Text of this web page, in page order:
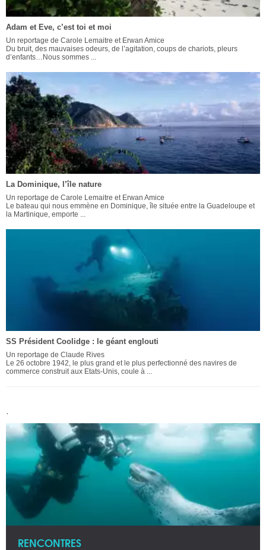
Adam et Eve, c’est toi et moi
Un reportage de Carole Lemaitre et Erwan Amice
Du bruit, des mauvaises odeurs, de l’agitation, coups de chariots, pleurs
d’enfants…Nous sommes ...
La Dominique, l’île nature
Un reportage de Carole Lemaitre et Erwan Amice
Le bateau qui nous emmène en Dominique, île située entre la Guadeloupe et
la Martinique, emporte ...
SS Président Coolidge : le géant englouti
Un reportage de Claude Rives
Le 26 octobre 1942, le plus grand et le plus perfectionné des navires de
commerce construit aux Etats-Unis, coule à ...
.
RENCONTRES